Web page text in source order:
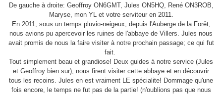
De gauche à droite: Geoffroy ON6GMT, Jules ON5HQ, René ON3ROB,
Maryse, mon YL et votre serviteur en 2011.
En 2011, sous un temps pluvio-neigeux, depuis l'Auberge de la Forêt,
nous avions pu apercevoir les ruines de l'abbaye de Villers. Jules nous
avait promis de nous la faire visiter à notre prochain passage; ce qui fut
fait.
Tout simplement beau et grandiose! Deux guides à notre service (Jules
et Geoffroy bien sur), nous firent visiter cette abbaye et en découvrir
tous les recoins. Jules en est vraiment LE spécialite! Dommage qu'une
fois encore, le temps ne fut pas de la partie! (n'oublions pas que nous